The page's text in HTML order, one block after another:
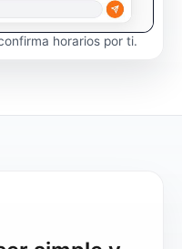
horarios por ti.